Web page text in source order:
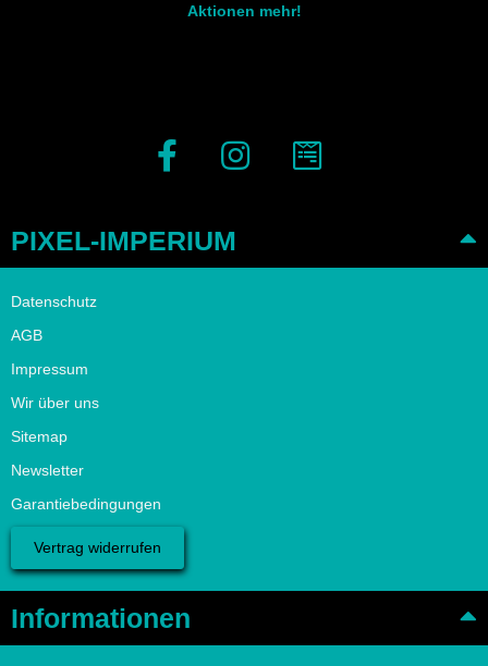
Aktionen mehr!
PIXEL-IMPERIUM
Datenschutz
AGB
Impressum
Wir über uns
Sitemap
Newsletter
Garantiebedingungen
Vertrag widerrufen
Informationen